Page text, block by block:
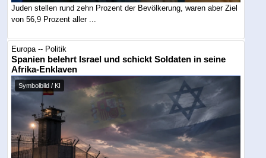
Juden stellen rund zehn Prozent der Bevölkerung, waren aber Ziel
von 56,9 Prozent aller ...
Europa -- Politik
Spanien belehrt Israel und schickt Soldaten in seine
Afrika-Enklaven
Symbolbild / KI